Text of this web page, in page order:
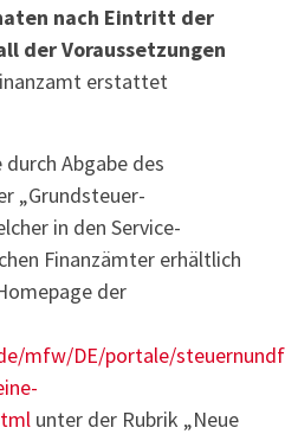
nach Eintritt der
der Voraussetzungen
erstattet
durch Abgabe des
„Grundsteuer-
in den Service-
Finanzämter erhältlich
der
mfw/DE/portale/
unter der Rubrik „Neue